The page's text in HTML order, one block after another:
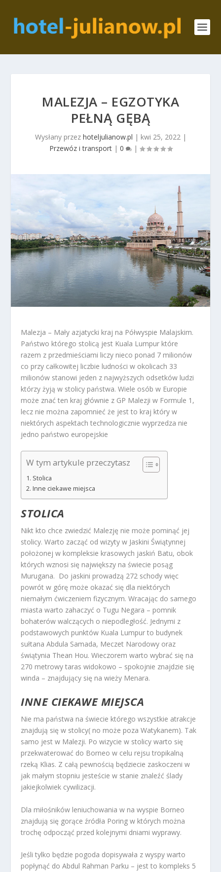
MALEZJA – EGZOTYKA
PEŁNĄ GĘBĄ
Wysłany przez hoteljulianow.pl | kwi 25, 2022|
Przewóz i transport| 0 |
Malezja – Mały azjatycki kraj na Półwyspie Malajskim.
Państwo którego stolicą jest Kuala Lumpur które
razem z przedmieściami liczy nieco ponad 7 milionów
co przy całkowitej liczbie ludności w okolicach 33
milionów stanowi jeden z najwyższych odsetków ludzi
którzy żyją w stolicy państwa. Wiele osób w Europie
może znać ten kraj głównie z GP Malezji w Formule 1,
lecz nie można zapomnieć że jest to kraj który w
niektórych aspektach technologicznie wyprzedza nie
jedno państwo europejskie
W tym artykule przeczytasz
Stolica
Inne ciekawe miejsca
STOLICA
Nikt kto chce zwiedzić Malezję nie może pominąć jej
stolicy. Warto zacząć od wizyty w Jaskini Świątynnej
położonej w kompleksie krasowych jaskiń Batu, obok
których wznosi się największy na świecie posąg
Murugana. Do jaskini prowadzą 272 schody więc
powrót w górę może okazać się dla niektórych
niemałym ćwiczeniem fizycznym. Wracając do samego
miasta warto zahaczyć o Tugu Negara – pomnik
bohaterów walczących o niepodległość. Jednymi z
podstawowych punktów Kuala Lumpur to budynek
sułtana Abdula Samada, Meczet Narodowy oraz
świątynia Thean Hou. Wieczorem warto wybrać się na
270 metrowy taras widokowo – spokojnie znajdzie się
winda – znajdujący się na wieży Menara.
INNE CIEKAWE MIEJSCA
Nie ma państwa na świecie którego wszystkie atrakcje
znajdują się w stolicy( no może poza Watykanem). Tak
samo jest w Malezji. Po wizycie w stolicy warto się
przekwaterować do Borneo w celu rejsu tropikalną
rzeką Klias. Z całą pewnością będziecie zaskoczeni w
jak małym stopniu jesteście w stanie znaleźć ślady
jakiejkolwiek cywilizacji.
Dla miłośników leniuchowania w na wyspie Borneo
znajdują się gorące źródła Poring w których można
trochę odpocząć przed kolejnymi dniami wyprawy.
Jeśli tylko będzie pogoda dopisywała z wyspy warto
popłynąć do Abdul Rahman Parku – jest to kompleks 5